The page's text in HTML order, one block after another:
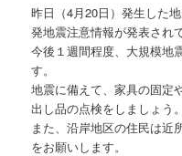
ン
昨日（4月20日）発生した
発地震注意情報が発表され
今後１週間程度、大規模地
す。
地震に備えて、家具の固定
出し品の点検をしましょう。
また、沿岸地区の住民は近
をお願いします。